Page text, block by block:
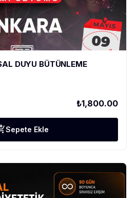
DUYU BÜTÜNLEME
₺1,800.00
Sepete Ekle